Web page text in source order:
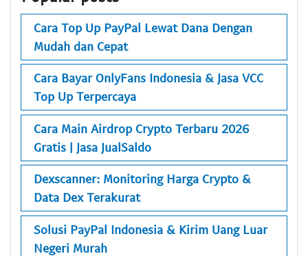
Cara Top Up PayPal Lewat Dana Dengan
Mudah dan Cepat
Cara Bayar OnlyFans Indonesia & Jasa VCC
Top Up Terpercaya
Cara Main Airdrop Crypto Terbaru 2026
Gratis | Jasa JualSaldo
Dexscanner: Monitoring Harga Crypto &
Data Dex Terakurat
Solusi PayPal Indonesia & Kirim Uang Luar
Negeri Murah